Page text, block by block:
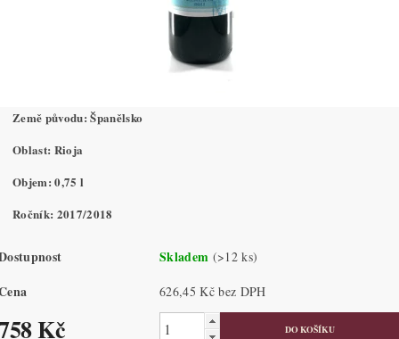
Země původu: Španělsko
Oblast: Rioja
Objem: 0,75 l
Ročník: 2017/2018
Skladem (>12 ks)
626,45 Kč bez DPH
Kč